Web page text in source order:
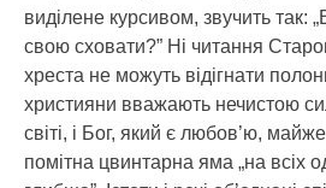
виділене курсивом, звучить так:
свою сховати?” Ні читання
хреста не можуть відігнати
християни вважають нечистою
світі, і Бог, який є любов’ю,
помітна цвинтарна яма „на всіх